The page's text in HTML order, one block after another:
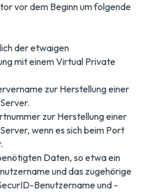
vor dem Beginn um folgende
der etwaigen
mit einem Virtual Private
zur Herstellung einer
zur Herstellung einer
wenn es sich beim Port
Daten, so etwa ein
und das zugehörige
Benutzername und -